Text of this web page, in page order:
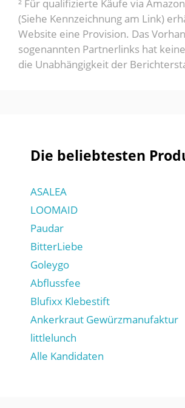
² Für qualifizierte Käufe via
(Siehe Kennzeichnung am Link)
Website eine Provision. Das
sogenannten Partnerlinks hat
die Unabhängigkeit der
Die beliebtesten
ASALEA
LOOMAID
Paudar
BitterLiebe
Goleygo
Abflussfee
Blufixx Klebestift
Ankerkraut Gewürzmanufaktur
littlelunch
Alle Kandidaten